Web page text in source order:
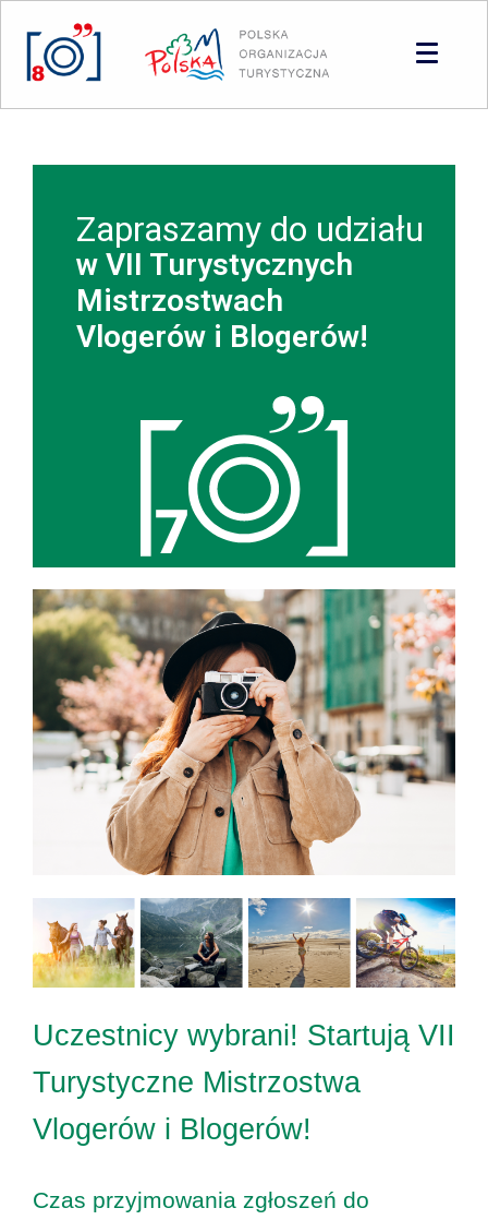
Zapraszamy do udziału
w VII Turystycznych
Mistrzostwach
Vlogerów i Blogerów!
Uczestnicy wybrani! Startują VII
Turystyczne Mistrzostwa
Vlogerów i Blogerów!
Czas przyjmowania zgłoszeń do